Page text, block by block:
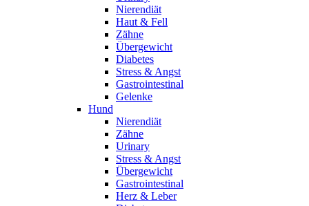
Nierendiät
Haut & Fell
Zähne
Übergewicht
Diabetes
Stress & Angst
Gastrointestinal
Gelenke
Hund
Nierendiät
Zähne
Urinary
Stress & Angst
Übergewicht
Gastrointestinal
Herz & Leber